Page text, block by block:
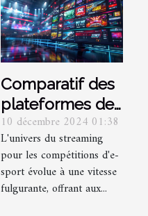
Comparatif des
plateformes de
streaming pour
compétitions
d'e-sport
10 décembre 2024 01:38
L'univers du streaming
pour les compétitions d'e-
sport évolue à une vitesse
fulgurante, offrant aux...